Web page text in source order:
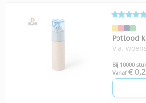
Potlood
V.a.
Bij 10000
Vanaf €